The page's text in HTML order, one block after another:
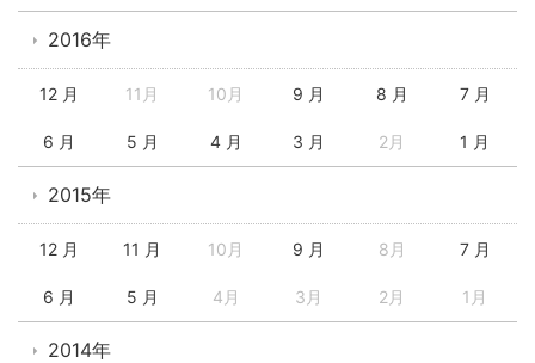
2016年
12 月 11月 10月 9 月 8 月 7 月
6 月 5 月 4 月 3 月 2月 1 月
2015年
12 月 11 月 10月 9 月 8月 7 月
6 月 5 月 4月 3月 2月 1月
2014年